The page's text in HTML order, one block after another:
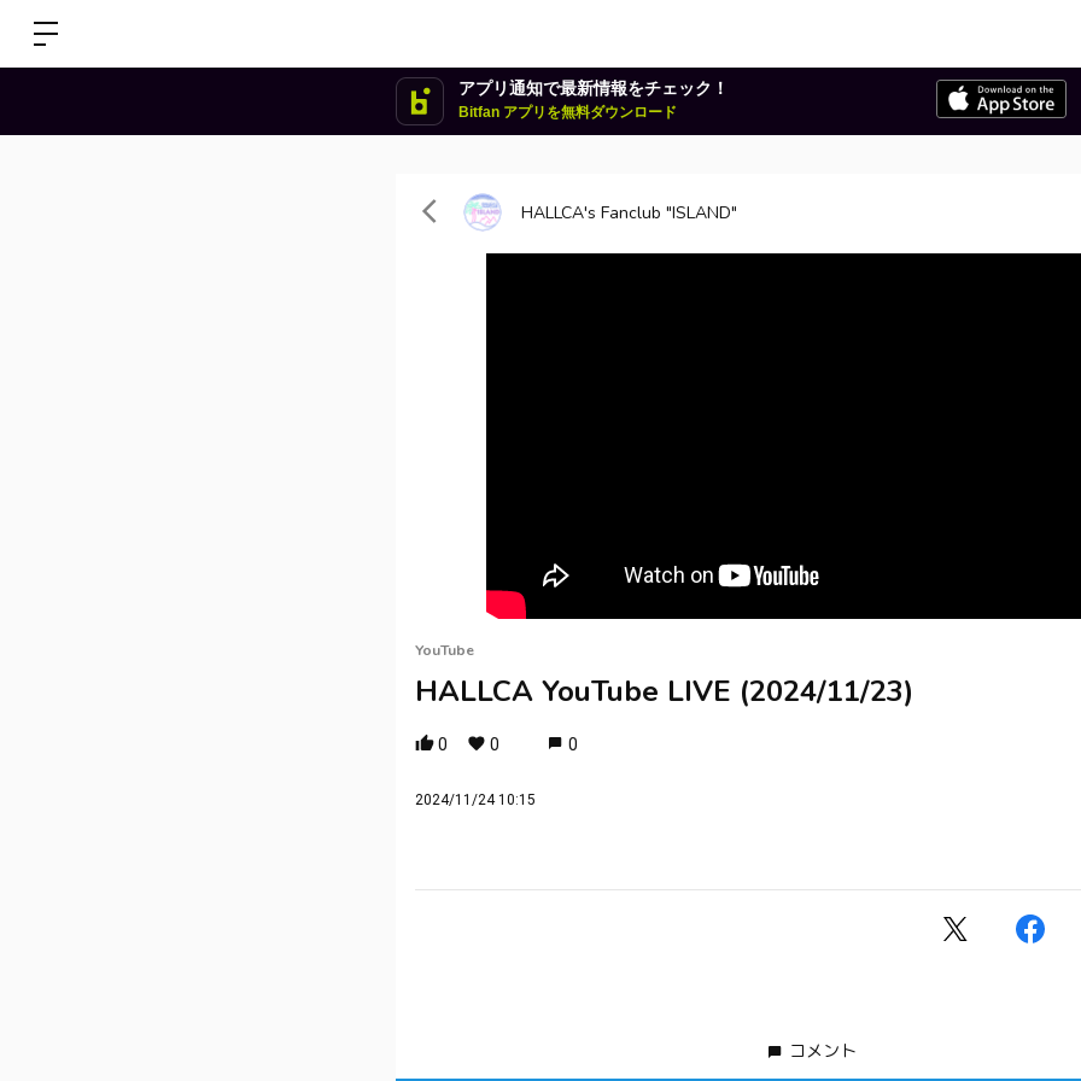
アプリ通知で最新情報をチェック！
Bitfan アプリを無料ダウンロード
HALLCA's Fanclub "ISLAND"
YouTube
HALLCA YouTube LIVE (2024/11/23)
0 0 0
2024/11/24 10:15
コメント